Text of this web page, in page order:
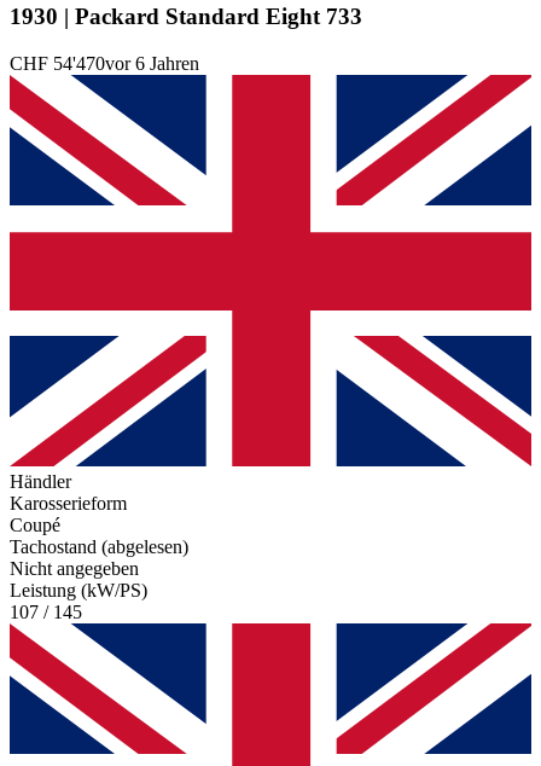
1930 | Packard Standard Eight 733
CHF 54'470vor 6 Jahren
Händler
Karosserieform
Coupé
Tachostand (abgelesen)
Nicht angegeben
Leistung (kW/PS)
107 / 145